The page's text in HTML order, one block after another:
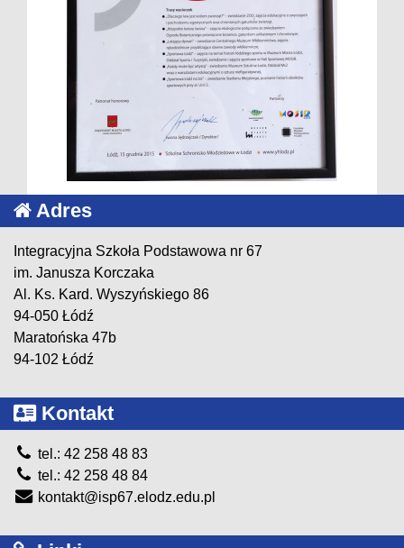
Adres
Integracyjna Szkoła Podstawowa nr 67
im. Janusza Korczaka
Al. Ks. Kard. Wyszyńskiego 86
94-050 Łódź
Maratońska 47b
94-102 Łódź
Kontakt
tel.: 42 258 48 83
tel.: 42 258 48 84
kontakt@isp67.elodz.edu.pl